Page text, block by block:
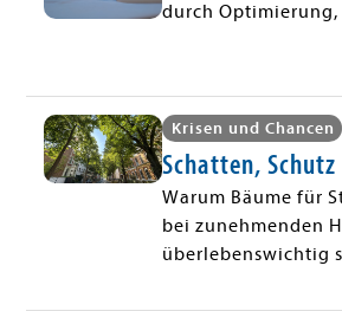
durch Optimierung,
Krisen und Chancen
Schatten,
Warum Bäume für
bei zunehmenden
überlebenswichtig